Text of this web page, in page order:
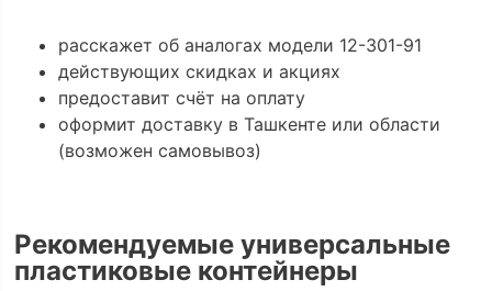
расскажет об аналогах модели 12-301-91
действующих скидках и акциях
предоставит счёт на оплату
оформит доставку в Ташкенте или области
(возможен самовывоз)
Рекомендуемые универсальные
пластиковые контейнеры